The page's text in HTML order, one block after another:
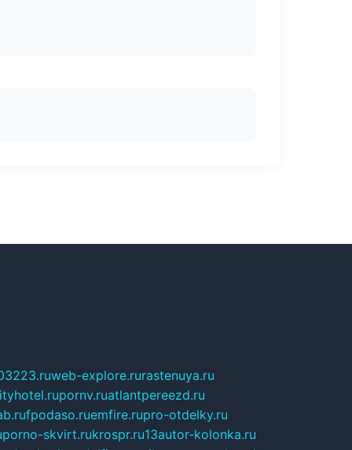
web-explore.rurastenuya.ru
pornv.ruatlantpereezd.ru
fpodaso.ruemfire.rupro-otdelky.ru
porno-skvirt.rukrospr.ru13autor-kolonka.ru